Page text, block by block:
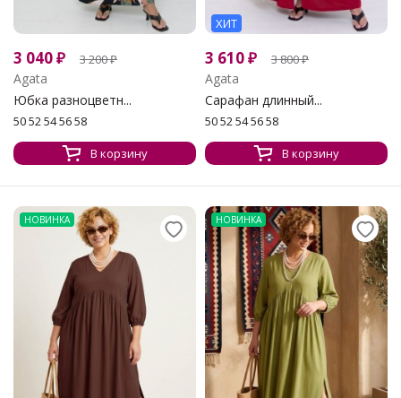
3 040₽ 3 200₽
Agata
Юбка разноцветн...
50 52 54 56 58
В корзину
ХИТ
3 610₽ 3 800₽
Agata
Сарафан длинный...
50 52 54 56 58
В корзину
НОВИНКА НОВИНКА